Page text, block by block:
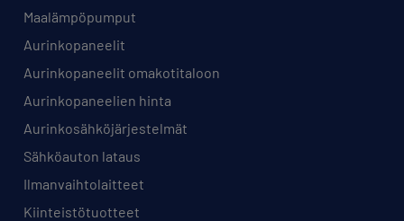
Maalämpöpumput
Aurinkopaneelit
Aurinkopaneelit omakotitaloon
Aurinkopaneelien hinta
Aurinkosähköjärjestelmät
Sähköauton lataus
Ilmanvaihtolaitteet
Kiinteistötuotteet